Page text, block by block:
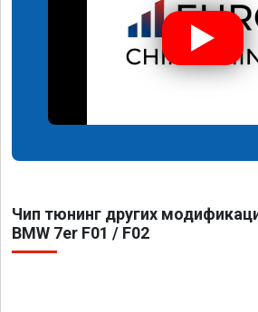
Чип тюнинг других
BMW 7er F01 / F02